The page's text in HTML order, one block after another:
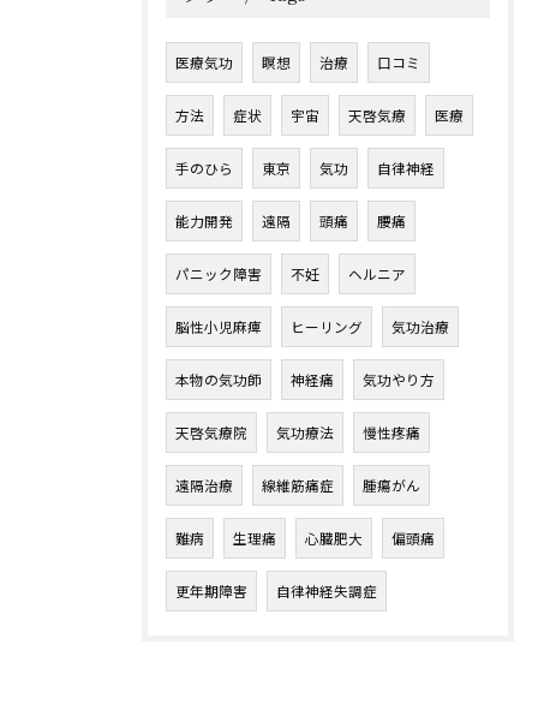
医療気功 瞑想 治療 口コミ
方法 症状 宇宙 天啓気療 医療
手のひら 東京 気功 自律神経
能力開発 遠隔 頭痛 腰痛
パニック障害 不妊 ヘルニア
脳性小児麻痺 ヒーリング 気功治療
本物の気功師 神経痛 気功やり方
天啓気療院 気功療法 慢性疼痛
遠隔治療 線維筋痛症 腫瘍がん
難病 生理痛 心臓肥大 偏頭痛
更年期障害 自律神経失調症